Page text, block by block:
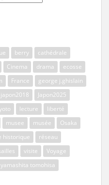
berry
cathédrale
Cinema drama
ecosse
France
george j.ghislain
japon2018
Japon2025
lecture
liberté
musee musée
Osaka
historique
réseau
visite
Voyage
yamashita tomohisa